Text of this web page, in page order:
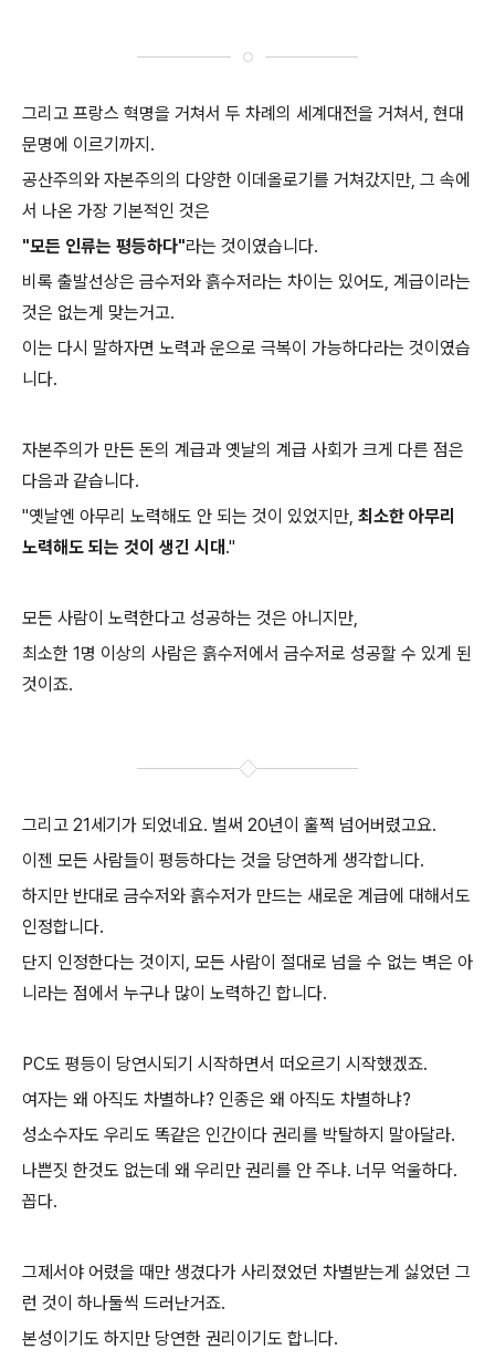
그리고 프랑스 혁명을 거쳐서 두 차례의 세계대전을 거쳐서, 현대
문명에 이르기까지.
공산주의와 자본주의의 다양한 이데올로기를 거쳐갔지만, 그 속에
서 나온 가장 기본적인 것은
"모든 인류는 평등하다"라는 것이였습니다.
비록 출발선상은 금수저와 흙수저라는 차이는 있어도, 계급이라는
것은 없는게 맞는거고.
이는 다시 말하자면 노력과 운으로 극복이 가능하다라는 것이였습
니다.
자본주의가 만든 돈의 계급과 옛날의 계급 사회가 크게 다른 점은
다음과 같습니다.
"옛날엔 아무리 노력해도 안 되는 것이 있었지만, 최소한 아무리
노력해도 되는 것이 생긴 시대 ."
모든 사람이 노력한다고 성공하는 것은 아니지만,
최소한 1명 이상의 사람은 흙수저에서 금수저로 성공할 수 있게 된
것이죠.
그리고 21세기가 되었네요. 벌써 20년이 훌쩍 넘어버렸고요.
이젠 모든 사람들이 평등하다는 것을 당연하게 생각합니다.
하지만 반대로 금수저와 흙수저가 만드는 새로운 계급에 대해서도
인정합니다.
단지 인정한다는 것이지, 모든 사람이 절대로 넘을 수 없는 벽은 아
니라는 점에서 누구나 많이 노력하긴 합니다.
PC도 평등이 당연시되기 시작하면서 떠오르기 시작했겠죠.
여자는 왜 아직도 차별하냐? 인종은 왜 아직도 차별하냐?
성소수자도 우리도 똑같은 인간이다 권리를 박탈하지 말아달라.
나쁜짓 한것도 없는데 왜 우리만 권리를 안 주냐. 너무 억울하다.
꼽다.
그제서야 어렸을 때만 생겼다가 사리졌었던 차별받는게 싫었던 그
런 것이 하나둘씩 드러난거죠.
본성이기도 하지만 당연한 권리이기도 합니다.